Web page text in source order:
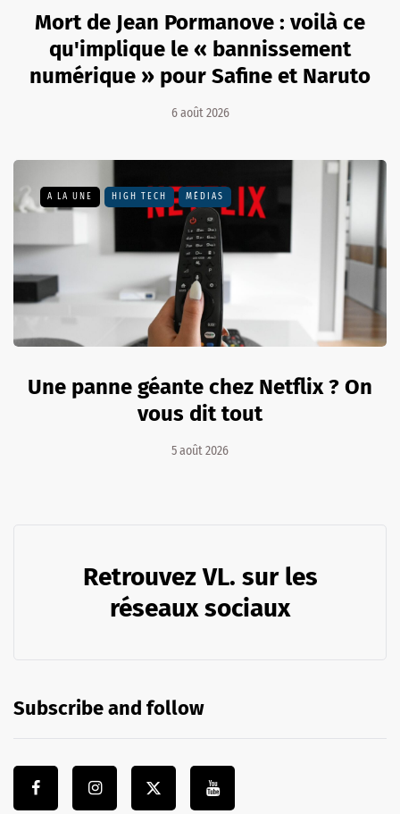
Mort de Jean Pormanove : voilà ce
qu'implique le « bannissement
numérique » pour Safine et Naruto
6 août 2026
A LA UNE HIGH TECH MÉDIAS
Une panne géante chez Netflix ? On
vous dit tout
5 août 2026
Retrouvez VL. sur les
réseaux sociaux
Subscribe and follow